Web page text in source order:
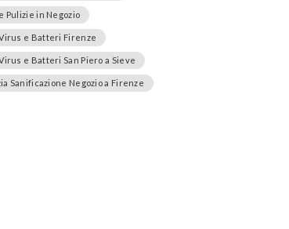
Pulizie in Negozio
e Batteri Firenze
e Batteri San Piero a Sieve
Sanificazione Negozio a Firenze